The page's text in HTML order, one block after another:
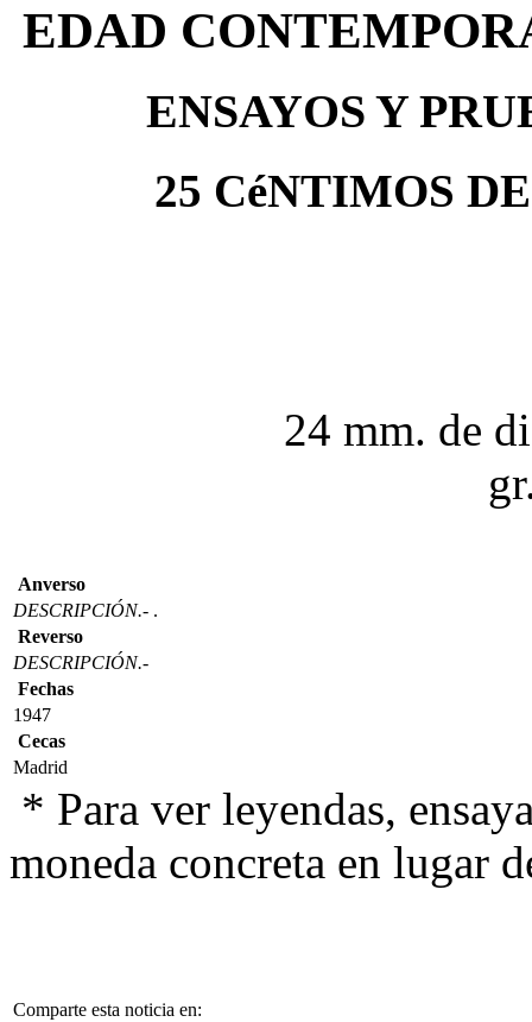
EDAD
ENSAYOS Y
25 CéNTIMOS
24 mm. de
Anverso
DESCRIPCIÓN.- .
Reverso
DESCRIPCIÓN.-
Fechas
1947
Cecas
Madrid
* Para ver leyendas,
moneda concreta en lugar
Comparte esta noticia en: